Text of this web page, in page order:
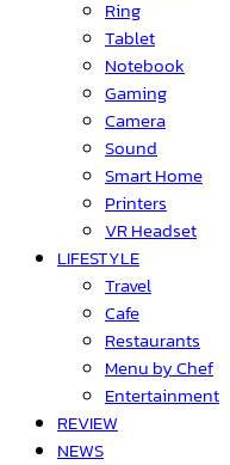
Ring
Tablet
Notebook
Gaming
Camera
Sound
Smart Home
Printers
VR Headset
LIFESTYLE
Travel
Cafe
Restaurants
Menu by Chef
Entertainment
REVIEW
NEWS